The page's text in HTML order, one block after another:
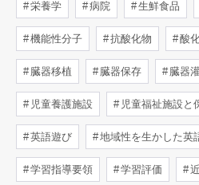
栄養学 病院 生鮮食品
機能性分子 抗酸化物 酸
臓器移植 臓器保存 臓器
児童養護施設 児童福祉施設と
英語遊び 地域性を生かした英
学習指導要領 学習評価